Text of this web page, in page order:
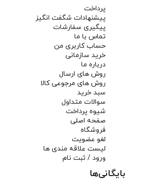
پرداخت
پیشنهادات شگفت انگیز
پیگیری سفارشات
تماس با ما
حساب کاربری من
خرید سازمانی
درباره ما
روش های ارسال
روش های مرجوعی کالا
سبد خرید
سوالات متداول
شیوه پرداخت
صفحه اصلی
فروشگاه
لغو عضویت
لیست علاقه مندی ها
ورود / ثبت نام
بایگانی‌ها